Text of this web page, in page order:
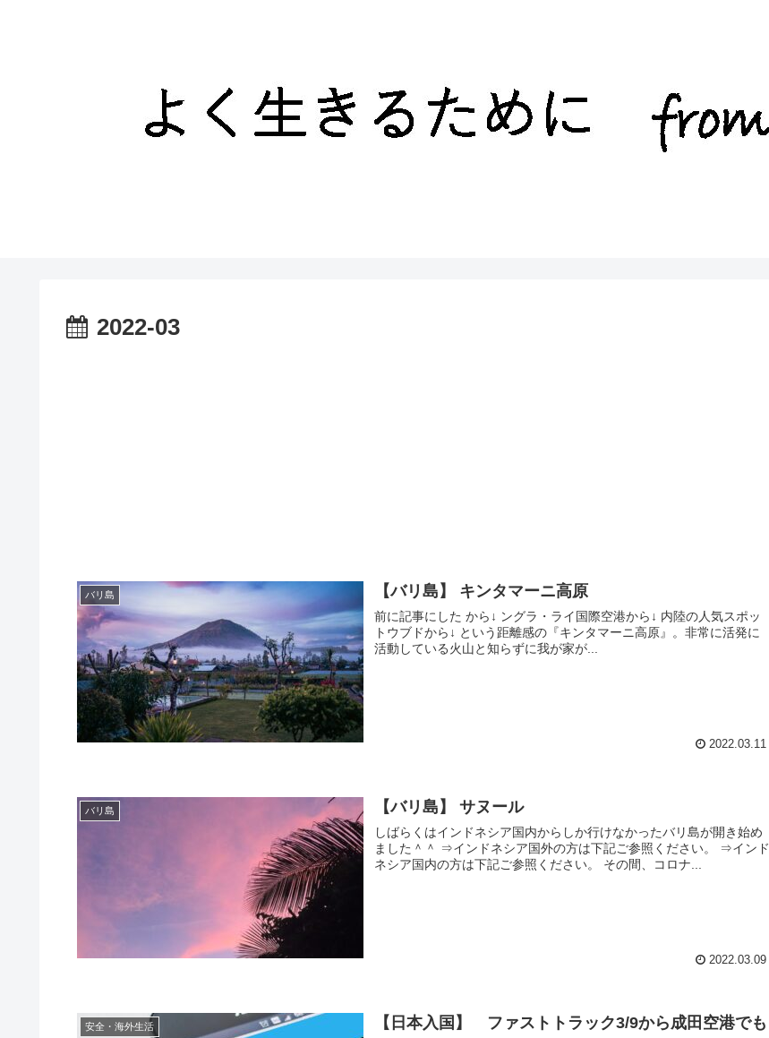
2022-03
バリ島 【バリ島】 キンタマーニ高原
前に記事にした から↓ ングラ・ライ国際空港から↓ 内陸の人気スポッ
トウブドから↓ という距離感の『キンタマーニ高原』。非常に活発に
活動している火山と知らずに我が家が...
2022.03.11
バリ島 【バリ島】 サヌール
しばらくはインドネシア国内からしか行けなかったバリ島が開き始め
ました＾＾ ⇒インドネシア国外の方は下記ご参照ください。 ⇒インド
ネシア国内の方は下記ご参照ください。 その間、コロナ...
2022.03.09
安全・海外生活
【日本入国】 ファストトラック3/9から成田空港でも